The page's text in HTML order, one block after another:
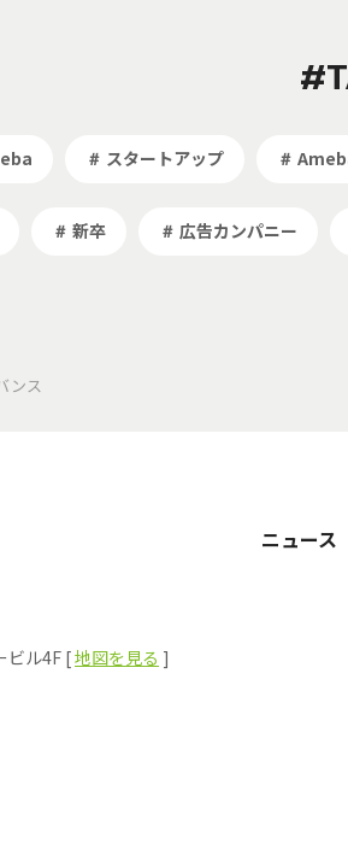
＃ スタートアップ ＃
＃ 新卒 ＃ 広告カンパニー
ンス
ビル4F [地図を見る ]
ニュース